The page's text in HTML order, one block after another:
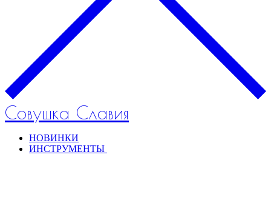
Совушка Славия
НОВИНКИ
ИНСТРУМЕНТЫ